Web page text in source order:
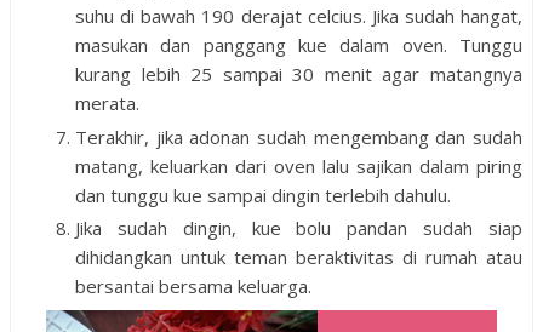
suhu di bawah 190 derajat celcius. Jika sudah hangat,
masukan dan panggang kue dalam oven. Tunggu
kurang lebih 25 sampai 30 menit agar matangnya
merata.
Terakhir, jika adonan sudah mengembang dan sudah
matang, keluarkan dari oven lalu sajikan dalam piring
dan tunggu kue sampai dingin terlebih dahulu.
Jika sudah dingin, kue bolu pandan sudah siap
dihidangkan untuk teman beraktivitas di rumah atau
bersantai bersama keluarga.